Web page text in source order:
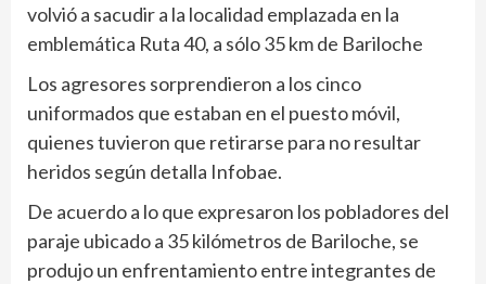
volvió a sacudir a la localidad emplazada en la
emblemática Ruta 40, a sólo 35 km de Bariloche
Los agresores sorprendieron a los cinco
uniformados que estaban en el puesto móvil,
quienes tuvieron que retirarse para no resultar
heridos según detalla Infobae.
De acuerdo a lo que expresaron los pobladores del
paraje ubicado a 35 kilómetros de Bariloche, se
produjo un enfrentamiento entre integrantes de